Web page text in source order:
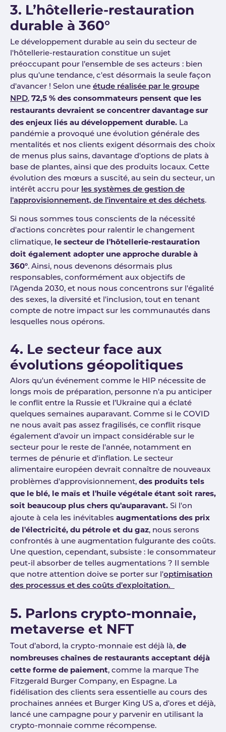
3. L’hôtellerie-restauration
durable à 360°
Le développement durable au sein du secteur de
l'hôtellerie-restauration constitue un sujet
préoccupant pour l’ensemble de ses acteurs : bien
plus qu'une tendance, c'est désormais la seule façon
d'avancer ! Selon une étude réalisée par le groupe
NPD, 72,5 % des consommateurs pensent que les
restaurants devraient se concentrer davantage sur
des enjeux liés au développement durable. La
pandémie a provoqué une évolution générale des
mentalités et nos clients exigent désormais des choix
de menus plus sains, davantage d'options de plats à
base de plantes, ainsi que des produits locaux. Cette
évolution des mœurs a suscité, au sein du secteur, un
intérêt accru pour les systèmes de gestion de
l'approvisionnement, de l'inventaire et des déchets.
Si nous sommes tous conscients de la nécessité
d'actions concrètes pour ralentir le changement
climatique, le secteur de l'hôtellerie-restauration
doit également adopter une approche durable à
360°. Ainsi, nous devenons désormais plus
responsables, conformément aux objectifs de
l'Agenda 2030, et nous nous concentrons sur l'égalité
des sexes, la diversité et l'inclusion, tout en tenant
compte de notre impact sur les communautés dans
lesquelles nous opérons.
4. Le secteur face aux
évolutions géopolitiques
Alors qu'un événement comme le HIP nécessite de
longs mois de préparation, personne n'a pu anticiper
le conflit entre la Russie et l’Ukraine qui a éclaté
quelques semaines auparavant. Comme si le COVID
ne nous avait pas assez fragilisés, ce conflit risque
également d’avoir un impact considérable sur le
secteur pour le reste de l'année, notamment en
termes de pénurie et d'inflation. Le secteur
alimentaire européen devrait connaître de nouveaux
problèmes d'approvisionnement, des produits tels
que le blé, le maïs et l'huile végétale étant soit rares,
soit beaucoup plus chers qu'auparavant. Si l'on
ajoute à cela les inévitables augmentations des prix
de l'électricité, du pétrole et du gaz, nous serons
confrontés à une augmentation fulgurante des coûts.
Une question, cependant, subsiste : le consommateur
peut-il absorber de telles augmentations ? Il semble
que notre attention doive se porter sur l'optimisation
des processus et des coûts d'exploitation.
5. Parlons crypto-monnaie,
metaverse et NFT
Tout d’abord, la crypto-monnaie est déjà là, de
nombreuses chaînes de restaurants acceptant déjà
cette forme de paiement, comme la marque The
Fitzgerald Burger Company, en Espagne. La
fidélisation des clients sera essentielle au cours des
prochaines années et Burger King US a, d'ores et déjà,
lancé une campagne pour y parvenir en utilisant la
crypto-monnaie comme récompense.